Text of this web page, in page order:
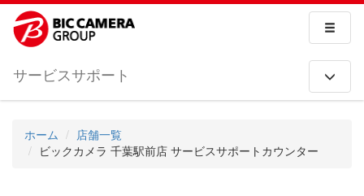
サービスサポート
ホーム
店舗一覧
ビックカメラ 千葉駅前店 サービスサポートカウンター